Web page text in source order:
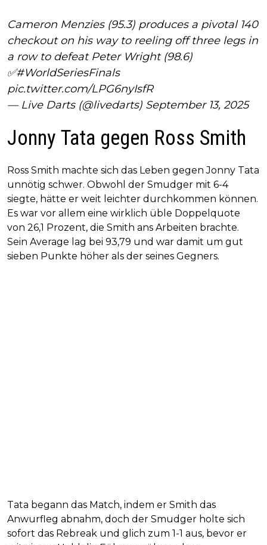
Cameron Menzies (95.3) produces a pivotal 140
checkout on his way to reeling off three legs in
a row to defeat Peter Wright (98.6)
✅#WorldSeriesFinals
pic.twitter.com/LPG6nyIsfR
— Live Darts (@livedarts) September 13, 2025
Jonny Tata gegen Ross Smith
Ross Smith machte sich das Leben gegen Jonny Tata
unnötig schwer. Obwohl der Smudger mit 6-4
siegte, hätte er weit leichter durchkommen können.
Es war vor allem eine wirklich üble Doppelquote
von 26,1 Prozent, die Smith ans Arbeiten brachte.
Sein Average lag bei 93,79 und war damit um gut
sieben Punkte höher als der seines Gegners.
Tata begann das Match, indem er Smith das
Anwurfleg abnahm, doch der Smudger holte sich
sofort das Rebreak und glich zum 1-1 aus, bevor er